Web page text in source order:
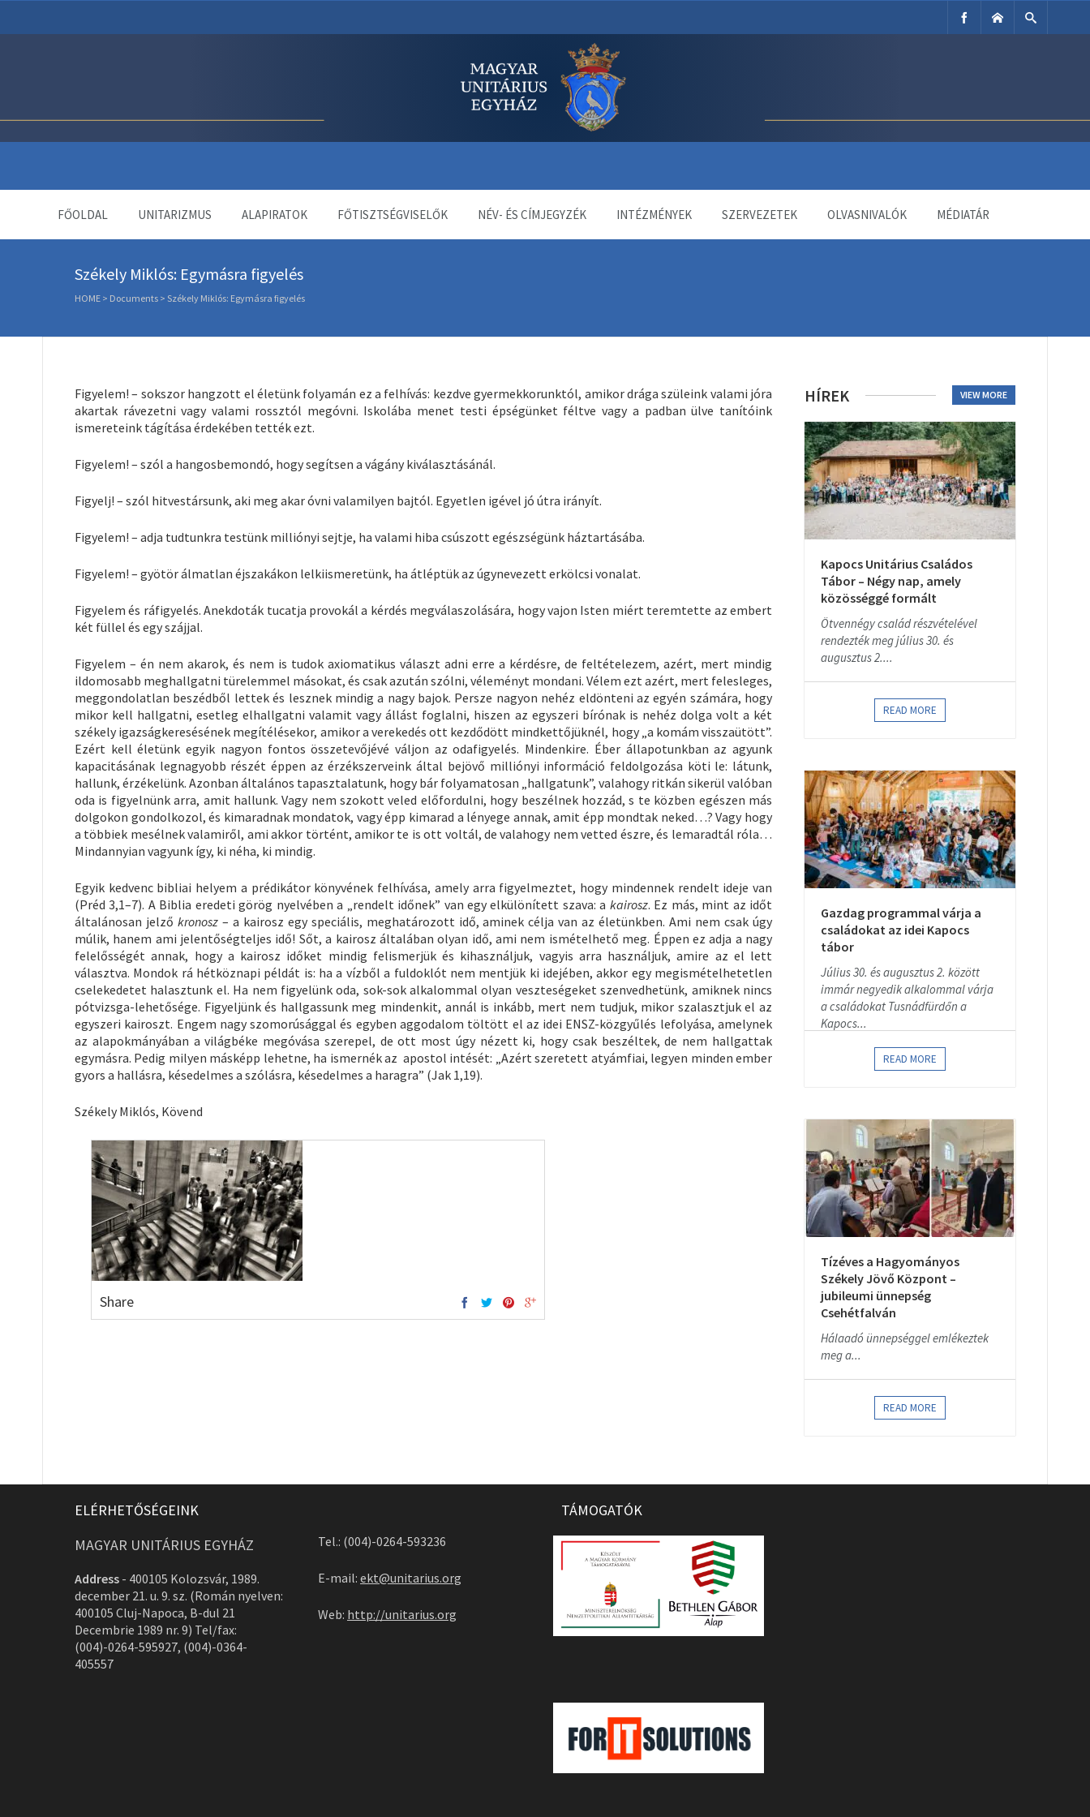
FŐOLDAL UNITARIZMUS ALAPIRATOK FŐTISZTSÉGVISELŐK NÉV- ÉS CÍMJEGYZÉK INTÉZMÉNYEK SZERVEZETEK OLVASNIVALÓK MÉDIATÁR
Székely Miklós: Egymásra figyelés
HOME > Documents > Székely Miklós: Egymásra figyelés
Figyelem! – sokszor hangzott el életünk folyamán ez a felhívás: kezdve gyermekkorunktól, amikor drága szüleink valami jóra
akartak rávezetni vagy valami rossztól megóvni. Iskolába menet testi épségünket féltve vagy a padban ülve tanítóink
ismereteink tágítása érdekében tették ezt.
Figyelem! – szól a hangosbemondó, hogy segítsen a vágány kiválasztásánál.
Figyelj! – szól hitvestársunk, aki meg akar óvni valamilyen bajtól. Egyetlen igével jó útra irányít.
Figyelem! – adja tudtunkra testünk milliónyi sejtje, ha valami hiba csúszott egészségünk háztartásába.
Figyelem! – gyötör álmatlan éjszakákon lelkiismeretünk, ha átléptük az úgynevezett erkölcsi vonalat.
Figyelem és ráfigyelés. Anekdoták tucatja provokál a kérdés megválaszolására, hogy vajon Isten miért teremtette az embert
két füllel és egy szájjal.
Figyelem – én nem akarok, és nem is tudok axiomatikus választ adni erre a kérdésre, de feltételezem, azért, mert mindig
ildomosabb meghallgatni türelemmel másokat, és csak azután szólni, véleményt mondani. Vélem ezt azért, mert felesleges,
meggondolatlan beszédből lettek és lesznek mindig a nagy bajok. Persze nagyon nehéz eldönteni az egyén számára, hogy
mikor kell hallgatni, esetleg elhallgatni valamit vagy állást foglalni, hiszen az egyszeri bírónak is nehéz dolga volt a két
székely igazságkeresésének megítélésekor, amikor a verekedés ott kezdődött mindkettőjüknél, hogy „a komám visszaütött”.
Ezért kell életünk egyik nagyon fontos összetevőjévé váljon az odafigyelés. Mindenkire. Éber állapotunkban az agyunk
kapacitásának legnagyobb részét éppen az érzékszerveink által bejövő milliónyi információ feldolgozása köti le: látunk,
hallunk, érzékelünk. Azonban általános tapasztalatunk, hogy bár folyamatosan „hallgatunk”, valahogy ritkán sikerül valóban
oda is figyelnünk arra, amit hallunk. Vagy nem szokott veled előfordulni, hogy beszélnek hozzád, s te közben egészen más
dolgokon gondolkozol, és kimaradnak mondatok, vagy épp kimarad a lényege annak, amit épp mondtak neked…? Vagy hogy
a többiek mesélnek valamiről, ami akkor történt, amikor te is ott voltál, de valahogy nem vetted észre, és lemaradtál róla…
Mindannyian vagyunk így, ki néha, ki mindig.
Egyik kedvenc bibliai helyem a prédikátor könyvének felhívása, amely arra figyelmeztet, hogy mindennek rendelt ideje van
(Préd 3,1–7). A Biblia eredeti görög nyelvében a „rendelt időnek” van egy elkülönített szava: a kairosz. Ez más, mint az időt
általánosan jelző kronosz– a kairosz egy speciális, meghatározott idő, aminek célja van az életünkben. Ami nem csak úgy
múlik, hanem ami jelentőségteljes idő! Sőt, a kairosz általában olyan idő, ami nem ismételhető meg. Éppen ez adja a nagy
felelősségét annak, hogy a kairosz időket mindig felismerjük és kihasználjuk, vagyis arra használjuk, amire az el lett
választva. Mondok rá hétköznapi példát is: ha a vízből a fuldoklót nem mentjük ki idejében, akkor egy megismételhetetlen
cselekedetet halasztunk el. Ha nem figyelünk oda, sok-sok alkalommal olyan veszteségeket szenvedhetünk, amiknek nincs
pótvizsga-lehetősége. Figyeljünk és hallgassunk meg mindenkit, annál is inkább, mert nem tudjuk, mikor szalasztjuk el az
egyszeri kairoszt. Engem nagy szomorúsággal és egyben aggodalom töltött el az idei ENSZ-közgyűlés lefolyása, amelynek
az alapokmányában a világbéke megóvása szerepel, de ott most úgy nézett ki, hogy csak beszéltek, de nem hallgattak
egymásra. Pedig milyen másképp lehetne, ha ismernék az apostol intését: „Azért szeretett atyámfiai, legyen minden ember
gyors a hallásra, késedelmes a szólásra, késedelmes a haragra” (Jak 1,19).
Székely Miklós, Kövend
Share
HÍREK VIEW MORE
Kapocs Unitárius Családos
Tábor – Négy nap, amely
közösséggé formált
Ötvennégy család részvételével
rendezték meg július 30. és
augusztus 2....
READ MORE
Gazdag programmal várja a
családokat az idei Kapocs
tábor
Július 30. és augusztus 2. között
immár negyedik alkalommal várja
a családokat Tusnádfürdőn a
Kapocs...
READ MORE
Tízéves a Hagyományos
Székely Jövő Központ –
jubileumi ünnepség
Csehétfalván
Hálaadó ünnepséggel emlékeztek
meg a...
READ MORE
ELÉRHETŐSÉGEINK
MAGYAR UNITÁRIUS EGYHÁZ
Address - 400105 Kolozsvár, 1989.
december 21. u. 9. sz. (Román nyelven:
400105 Cluj-Napoca, B-dul 21
Decembrie 1989 nr. 9) Tel/fax:
(004)-0264-595927, (004)-0364-
405557
Tel.: (004)-0264-593236
E-mail: ekt@unitarius.org
Web: http://unitarius.org
TÁMOGATÓK